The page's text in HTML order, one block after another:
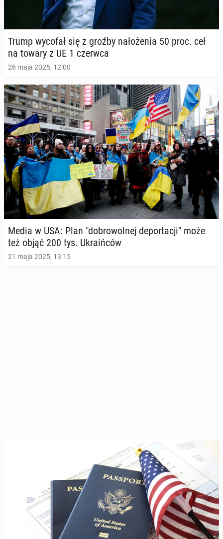
Trump wycofał się z groźby na­ło­że­nia 50 proc. ceł
na towary z UE 1 czerwca
26 maja 2025, 12:00
Media w USA: Plan "do­bro­wol­nej de­por­ta­cji" może
też objąć 200 tys. Ukra­iń­ców
21 maja 2025, 13:15